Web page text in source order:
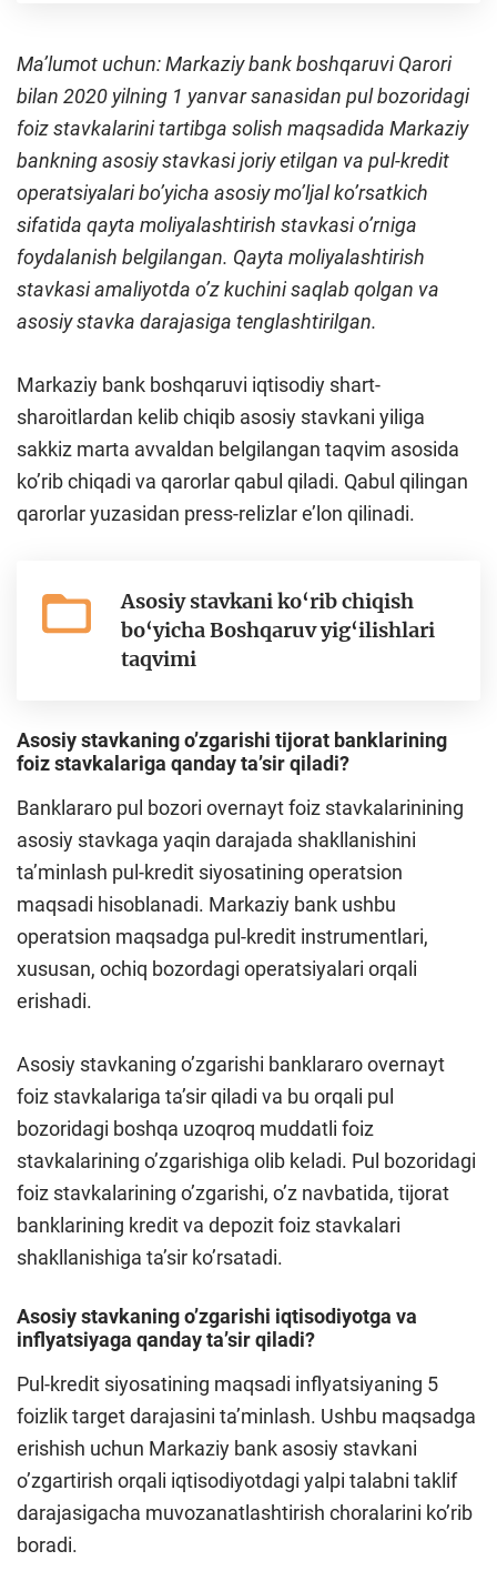
Maʼlumot uchun: Markaziy bank boshqaruvi Qarori
bilan 2020 yilning 1 yanvar sanasidan pul bozoridagi
foiz stavkalarini tartibga solish maqsadida Markaziy
bankning asosiy stavkasi joriy etilgan va pul-kredit
operatsiyalari boʼyicha asosiy moʼljal koʼrsatkich
sifatida qayta moliyalashtirish stavkasi oʼrniga
foydalanish belgilangan. Qayta moliyalashtirish
stavkasi amaliyotda oʼz kuchini saqlab qolgan va
asosiy stavka darajasiga tenglashtirilgan.
Markaziy bank boshqaruvi iqtisodiy shart-
sharoitlardan kelib chiqib asosiy stavkani yiliga
sakkiz marta avvaldan belgilangan taqvim asosida
koʼrib chiqadi va qarorlar qabul qiladi. Qabul qilingan
qarorlar yuzasidan press-relizlar e’lon qilinadi.
Asosiy stavkani ko‘rib chiqish
bo‘yicha Boshqaruv yig‘ilishlari
taqvimi
Аsosiy stavkaning oʼzgarishi tijorat banklarining
foiz stavkalariga qanday taʼsir qiladi?
Banklararo pul bozori overnayt foiz stavkalarinining
asosiy stavkaga yaqin darajada shakllanishini
taʼminlash pul-kredit siyosatining operatsion
maqsadi hisoblanadi. Markaziy bank ushbu
operatsion maqsadga pul-kredit instrumentlari,
xususan, ochiq bozordagi operatsiyalari orqali
erishadi.
Аsosiy stavkaning oʼzgarishi banklararo overnayt
foiz stavkalariga taʼsir qiladi va bu orqali pul
bozoridagi boshqa uzoqroq muddatli foiz
stavkalarining oʼzgarishiga olib keladi. Pul bozoridagi
foiz stavkalarining oʼzgarishi, oʼz navbatida, tijorat
banklarining kredit va depozit foiz stavkalari
shakllanishiga taʼsir koʼrsatadi.
Аsosiy stavkaning oʼzgarishi iqtisodiyotga va
inflyatsiyaga qanday taʼsir qiladi?
Pul-kredit siyosatining maqsadi inflyatsiyaning 5
foizlik target darajasini taʼminlash. Ushbu maqsadga
erishish uchun Markaziy bank asosiy stavkani
oʼzgartirish orqali iqtisodiyotdagi yalpi talabni taklif
darajasigacha muvozanatlashtirish choralarini koʼrib
boradi.